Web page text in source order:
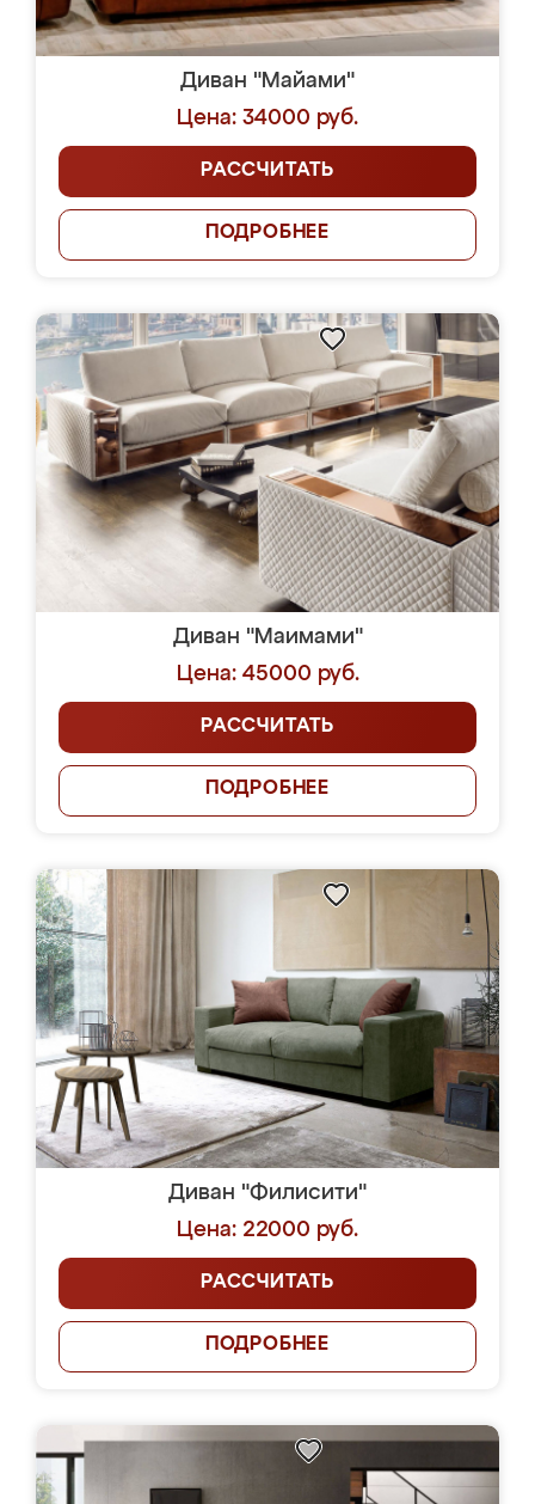
Диван "Майами"
Цена: 34000 руб.
РАССЧИТАТЬ
ПОДРОБНЕЕ
Диван "Маимами"
Цена: 45000 руб.
РАССЧИТАТЬ
ПОДРОБНЕЕ
Диван "Филисити"
Цена: 22000 руб.
РАССЧИТАТЬ
ПОДРОБНЕЕ